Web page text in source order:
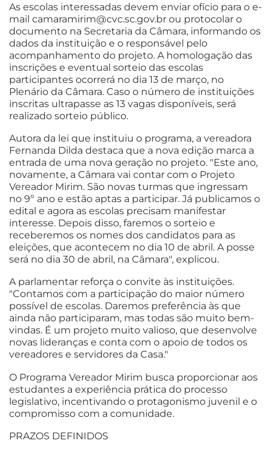
As escolas interessadas devem enviar ofício para o e-
mail camaramirim@cvc.sc.gov.br ou protocolar o
documento na Secretaria da Câmara, informando os
dados da instituição e o responsável pelo
acompanhamento do projeto. A homologação das
inscrições e eventual sorteio das escolas
participantes ocorrerá no dia 13 de março, no
Plenário da Câmara. Caso o número de instituições
inscritas ultrapasse as 13 vagas disponíveis, será
realizado sorteio público.
Autora da lei que instituiu o programa, a vereadora
Fernanda Dilda destaca que a nova edição marca a
entrada de uma nova geração no projeto. "Este ano,
novamente, a Câmara vai contar com o Projeto
Vereador Mirim. São novas turmas que ingressam
no 9º ano e estão aptas a participar. Já publicamos o
edital e agora as escolas precisam manifestar
interesse. Depois disso, faremos o sorteio e
receberemos os nomes dos candidatos para as
eleições, que acontecem no dia 10 de abril. A posse
será no dia 30 de abril, na Câmara", explicou.
A parlamentar reforça o convite às instituições.
"Contamos com a participação do maior número
possível de escolas. Daremos preferência às que
ainda não participaram, mas todas são muito bem-
vindas. É um projeto muito valioso, que desenvolve
novas lideranças e conta com o apoio de todos os
vereadores e servidores da Casa."
O Programa Vereador Mirim busca proporcionar aos
estudantes a experiência prática do processo
legislativo, incentivando o protagonismo juvenil e o
compromisso com a comunidade.
PRAZOS DEFINIDOS